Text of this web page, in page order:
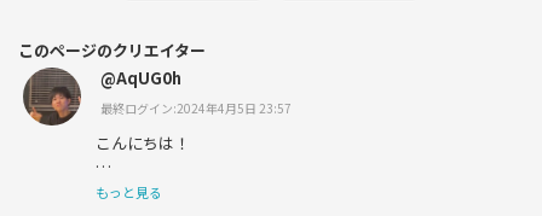
このページのクリエイター
@AqUG0h
最終ログイン:2024年4月5日 23:57
こんにちは！
都内在住のあっきーと言います！
もっと見る